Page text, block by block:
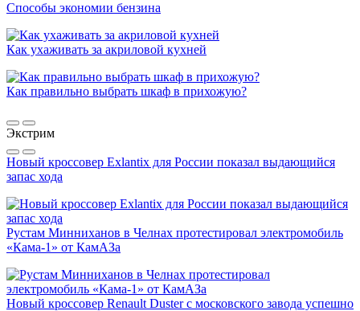
Способы экономии бензина
Как ухаживать за акриловой кухней
Как правильно выбрать шкаф в прихожую?
Экстрим
Новый кроссовер Exlantix для России показал выдающийся
запас хода
Рустам Минниханов в Челнах протестировал электромобиль
«Кама-1» от КамАЗа
Новый кроссовер Renault Duster с московского завода успешно